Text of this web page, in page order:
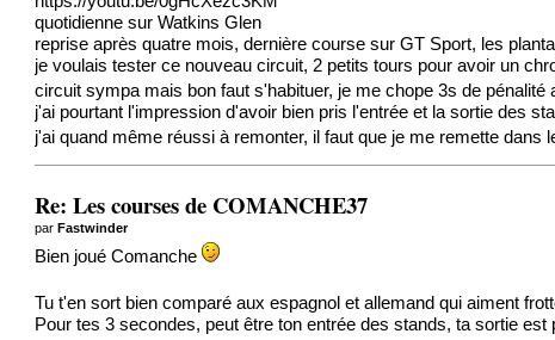
quotidienne sur Watkins Glen
reprise après quatre mois, dernière course sur GT Sport, les
je voulais tester ce nouveau circuit, 2 petits tours pour avoir un
circuit sympa mais bon faut s'habituer, je me chope 3s de
j'ai pourtant l'impression d'avoir bien pris l'entrée et la sortie des
j'ai quand même réussi à remonter, il faut que je me remette
Re: Les courses de COMANCHE37
parFastwinder
Bien joué Comanche
Tu t'en sort bien comparé aux espagnol et allemand qui aiment
Pour tes 3 secondes, peut être ton entrée des stands, ta sortie est